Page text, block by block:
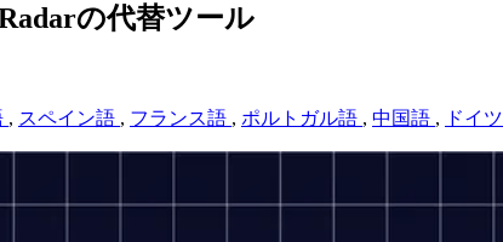
の代替ツール
, スペイン語 , フランス語 , ポルトガル語 , 中国語 , ドイ